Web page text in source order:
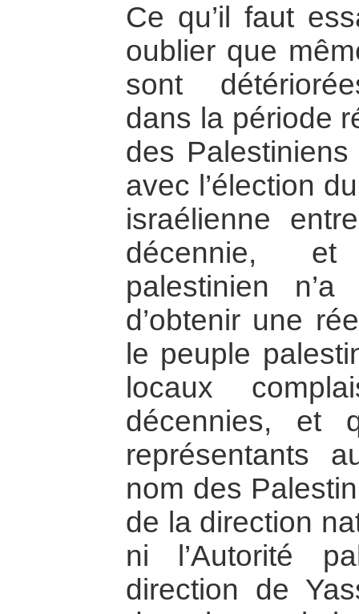
Ce qu’il faut
oublier que
sont
dans la période
des Palestiniens
avec l’élection
israélienne
décennie,
palestinien
d’obtenir une
le peuple
locaux
décennies, et
représentants
nom des
de la direction
ni l’Autorité
direction de